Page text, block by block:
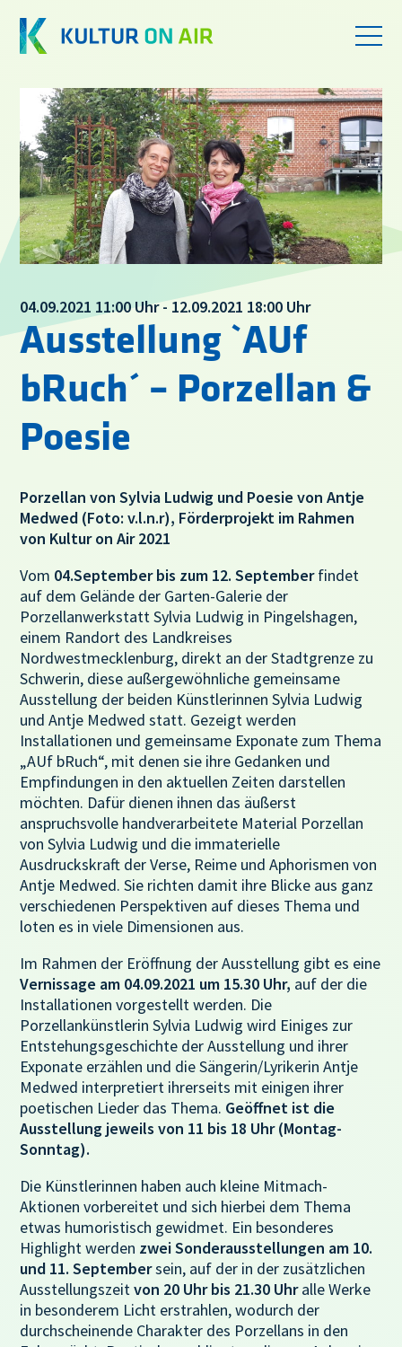
04.09.2021 11:00 Uhr - 12.09.2021 18:00 Uhr
Ausstellung `AUf
bRuch´ – Porzellan &
Poesie
Porzellan von Sylvia Ludwig und Poesie von Antje
Medwed (Foto: v.l.n.r), Förderprojekt im Rahmen
von Kultur on Air 2021
Vom 04.September bis zum 12. Septemberfindet
auf dem Gelände der Garten-Galerie der
Porzellanwerkstatt Sylvia Ludwig in Pingelshagen,
einem Randort des Landkreises
Nordwestmecklenburg, direkt an der Stadtgrenze zu
Schwerin, diese außergewöhnliche gemeinsame
Ausstellung der beiden Künstlerinnen Sylvia Ludwig
und Antje Medwed statt. Gezeigt werden
Installationen und gemeinsame Exponate zum Thema
„AUf bRuch“, mit denen sie ihre Gedanken und
Empfindungen in den aktuellen Zeiten darstellen
möchten. Dafür dienen ihnen das äußerst
anspruchsvolle handverarbeitete Material Porzellan
von Sylvia Ludwig und die immaterielle
Ausdruckskraft der Verse, Reime und Aphorismen von
Antje Medwed. Sie richten damit ihre Blicke aus ganz
verschiedenen Perspektiven auf dieses Thema und
loten es in viele Dimensionen aus.
Im Rahmen der Eröffnung der Ausstellung gibt es eine
Vernissage am 04.09.2021 um 15.30 Uhr, auf der die
Installationen vorgestellt werden. Die
Porzellankünstlerin Sylvia Ludwig wird Einiges zur
Entstehungsgeschichte der Ausstellung und ihrer
Exponate erzählen und die Sängerin/Lyrikerin Antje
Medwed interpretiert ihrerseits mit einigen ihrer
poetischen Lieder das Thema. Geöffnet ist die
Ausstellung jeweils von 11 bis 18 Uhr (Montag-
Sonntag).
Die Künstlerinnen haben auch kleine Mitmach-
Aktionen vorbereitet und sich hierbei dem Thema
etwas humoristisch gewidmet. Ein besonderes
Highlight werden zwei Sonderausstellungen am 10.
und 11. Septembersein, auf der in der zusätzlichen
Ausstellungszeitvon 20 Uhr bis 21.30 Uhralle Werke
in besonderem Licht erstrahlen, wodurch der
durchscheinende Charakter des Porzellans in den